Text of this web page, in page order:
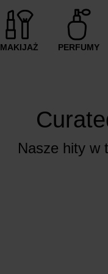
MAKIJAŻ PERFUMY
Nasze hity w